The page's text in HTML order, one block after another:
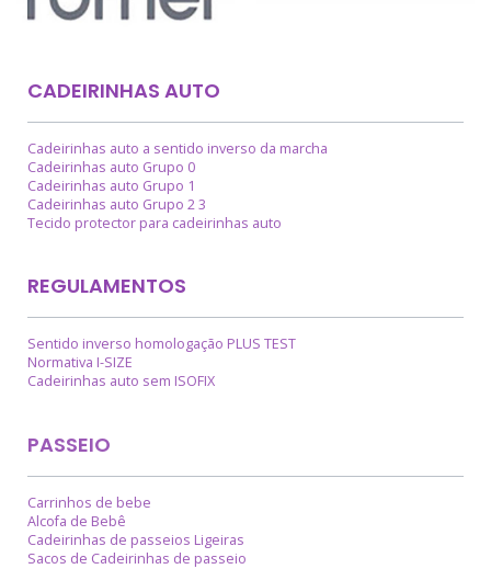
CADEIRINHAS AUTO
Cadeirinhas auto a sentido inverso da marcha
Cadeirinhas auto Grupo 0
Cadeirinhas auto Grupo 1
Cadeirinhas auto Grupo 2 3
Tecido protector para cadeirinhas auto
REGULAMENTOS
Sentido inverso homologação PLUS TEST
Normativa I-SIZE
Cadeirinhas auto sem ISOFIX
PASSEIO
Carrinhos de bebe
Alcofa de Bebê
Cadeirinhas de passeios Ligeiras
Sacos de Cadeirinhas de passeio